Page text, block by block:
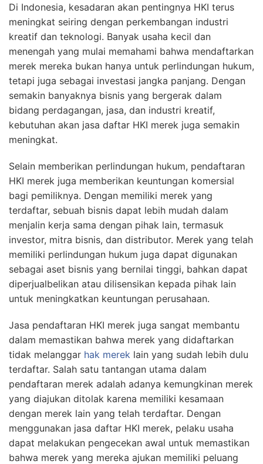
Di Indonesia, kesadaran akan pentingnya HKI terus
meningkat seiring dengan perkembangan industri
kreatif dan teknologi. Banyak usaha kecil dan
menengah yang mulai memahami bahwa mendaftarkan
merek mereka bukan hanya untuk perlindungan hukum,
tetapi juga sebagai investasi jangka panjang. Dengan
semakin banyaknya bisnis yang bergerak dalam
bidang perdagangan, jasa, dan industri kreatif,
kebutuhan akan jasa daftar HKI merek juga semakin
meningkat.
Selain memberikan perlindungan hukum, pendaftaran
HKI merek juga memberikan keuntungan komersial
bagi pemiliknya. Dengan memiliki merek yang
terdaftar, sebuah bisnis dapat lebih mudah dalam
menjalin kerja sama dengan pihak lain, termasuk
investor, mitra bisnis, dan distributor. Merek yang telah
memiliki perlindungan hukum juga dapat digunakan
sebagai aset bisnis yang bernilai tinggi, bahkan dapat
diperjualbelikan atau dilisensikan kepada pihak lain
untuk meningkatkan keuntungan perusahaan.
Jasa pendaftaran HKI merek juga sangat membantu
dalam memastikan bahwa merek yang didaftarkan
tidak melanggar hak merek lain yang sudah lebih dulu
terdaftar. Salah satu tantangan utama dalam
pendaftaran merek adalah adanya kemungkinan merek
yang diajukan ditolak karena memiliki kesamaan
dengan merek lain yang telah terdaftar. Dengan
menggunakan jasa daftar HKI merek, pelaku usaha
dapat melakukan pengecekan awal untuk memastikan
bahwa merek yang mereka ajukan memiliki peluang